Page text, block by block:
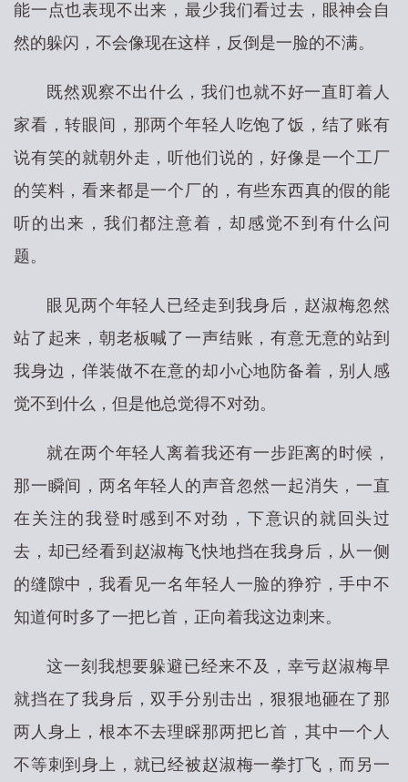
能一点也表现不出来，最少我们看过去，眼神会自
然的躲闪，不会像现在这样，反倒是一脸的不满。
既然观察不出什么，我们也就不好一直盯着人
家看，转眼间，那两个年轻人吃饱了饭，结了账有
说有笑的就朝外走，听他们说的，好像是一个工厂
的笑料，看来都是一个厂的，有些东西真的假的能
听的出来，我们都注意着，却感觉不到有什么问
题。
眼见两个年轻人已经走到我身后，赵淑梅忽然
站了起来，朝老板喊了一声结账，有意无意的站到
我身边，佯装做不在意的却小心地防备着，别人感
觉不到什么，但是他总觉得不对劲。
就在两个年轻人离着我还有一步距离的时候，
那一瞬间，两名年轻人的声音忽然一起消失，一直
在关注的我登时感到不对劲，下意识的就回头过
去，却已经看到赵淑梅飞快地挡在我身后，从一侧
的缝隙中，我看见一名年轻人一脸的狰狞，手中不
知道何时多了一把匕首，正向着我这边刺来。
这一刻我想要躲避已经来不及，幸亏赵淑梅早
就挡在了我身后，双手分别击出，狠狠地砸在了那
两人身上，根本不去理睬那两把匕首，其中一个人
不等刺到身上，就已经被赵淑梅一拳打飞，而另一